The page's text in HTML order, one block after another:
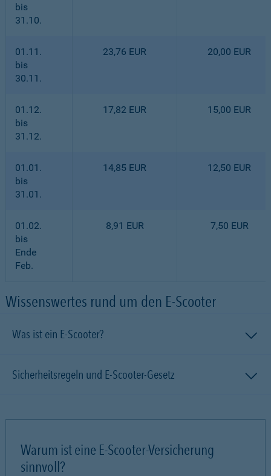
bis
31.10.
01.11.
bis
30.11.
23,76 EUR 20,00 EUR
01.12.
bis
31.12.
17,82 EUR 15,00 EUR
01.01.
bis
31.01.
14,85 EUR 12,50 EUR
01.02.
bis
Ende
Feb.
8,91 EUR 7,50 EUR
Wissenswertes rund um den E-Scooter
Was ist ein E-Scooter?
Sicherheitsregeln und E-Scooter-Gesetz
Warum ist eine E-Scooter-Versicherung
sinnvoll?